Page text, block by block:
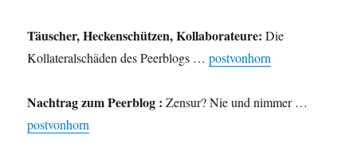
Täuscher, Heckenschützen, Kollaborateure: Die
Kollateralschäden des Peerblogs …postvonhorn
Nachtrag zum Peerblog : Zensur? Nie und nimmer …
postvonhorn